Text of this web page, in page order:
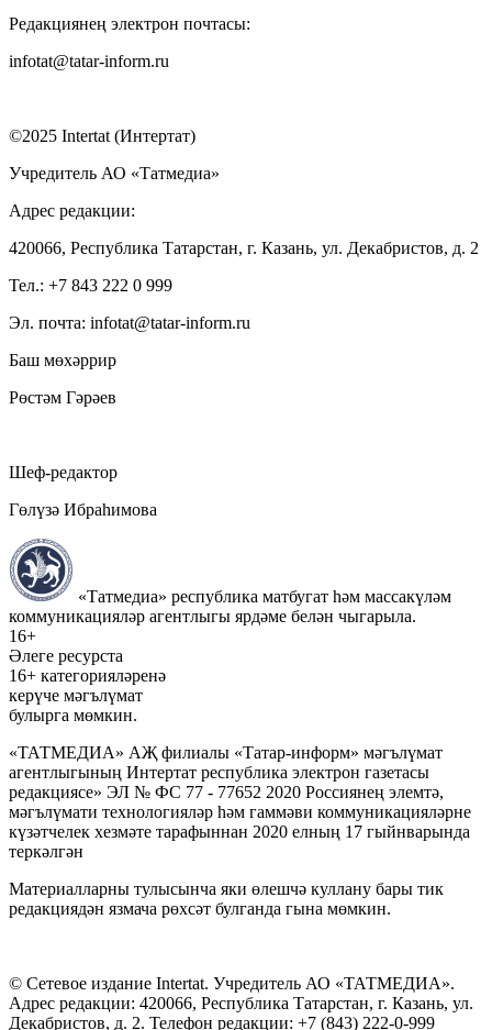
Редакциянең электрон почтасы:
infotat@tatar-inform.ru
©2025 Intertat (Интертат)
Учредитель АО «Татмедиа»
Адрес редакции:
420066, Республика Татарстан, г. Казань, ул. Декабристов, д. 2
Тел.: +7 843 222 0 999
Эл. почта: infotat@tatar-inform.ru
Баш мөхәррир
Рөстәм Гәрәев
Шеф-редактор
Гөлүзә Ибраһимова
«Татмедиа» республика матбугат һәм массакүләм
коммуникацияләр агентлыгы ярдәме белән чыгарыла.
16+
Әлеге ресурста
16+ категорияләренә
керүче мәгълүмат
булырга мөмкин.
«ТАТМЕДИА» АҖ филиалы «Татар-информ» мәгълүмат
агентлыгының Интертат республика электрон газетасы
редакциясе» ЭЛ № ФС 77 - 77652 2020 Россиянең элемтә,
мәгълүмати технологияләр һәм гаммәви коммуникацияләрне
күзәтчелек хезмәте тарафыннан 2020 елның 17 гыйнварында
теркәлгән
Материалларны тулысынча яки өлешчә куллану бары тик
редакциядән язмача рөхсәт булганда гына мөмкин.
© Сетевое издание Intertat. Учредитель АО «ТАТМЕДИА».
Адрес редакции: 420066, Республика Татарстан, г. Казань, ул.
Декабристов, д. 2. Телефон редакции: +7 (843) 222-0-999